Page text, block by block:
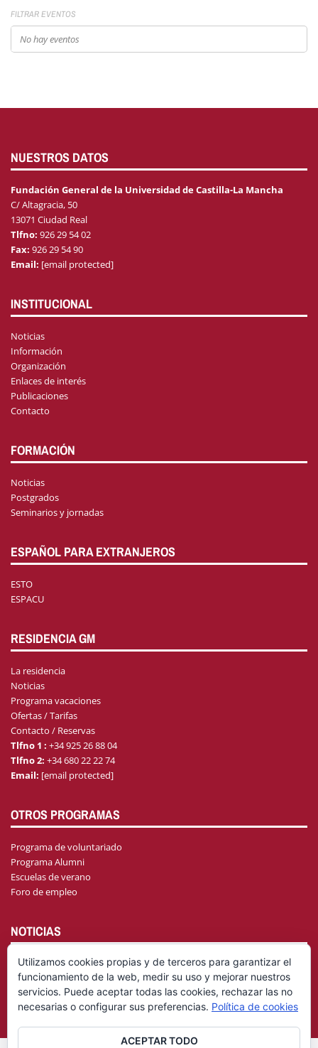
FILTRAR EVENTOS
No hay eventos
NUESTROS DATOS
Fundación General de la Universidad de Castilla-La Mancha
C/ Altagracia, 50
13071 Ciudad Real
Tlfno: 926 29 54 02
Fax: 926 29 54 90
Email: [email protected]
INSTITUCIONAL
Noticias
Información
Organización
Enlaces de interés
Publicaciones
Contacto
FORMACIÓN
Noticias
Postgrados
Seminarios y jornadas
ESPAÑOL PARA EXTRANJEROS
ESTO
ESPACU
RESIDENCIA GM
La residencia
Noticias
Programa vacaciones
Ofertas / Tarifas
Contacto / Reservas
Tlfno 1 : +34 925 26 88 04
Tlfno 2: +34 680 22 22 74
Email: [email protected]
OTROS PROGRAMAS
Programa de voluntariado
Programa Alumni
Escuelas de verano
Foro de empleo
NOTICIAS
AGENDA
Utilizamos cookies propias y de terceros para garantizar el
funcionamiento de la web, medir su uso y mejorar nuestros
servicios. Puede aceptar todas las cookies, rechazar las no
necesarias o configurar sus preferencias. Política de cookies
ACEPTAR TODO